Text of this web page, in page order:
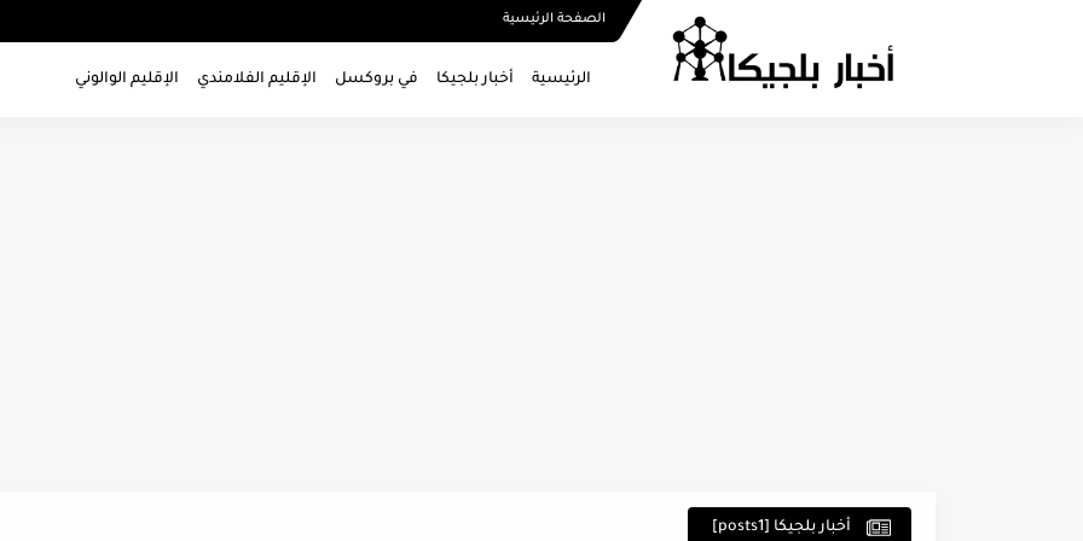
الصفحة الرئيسية
الرئيسية أخبار بلجيكا في بروكسل الإقليم الفلامندي الإقليم الوالوني
أخبار بلجيكا [posts1]